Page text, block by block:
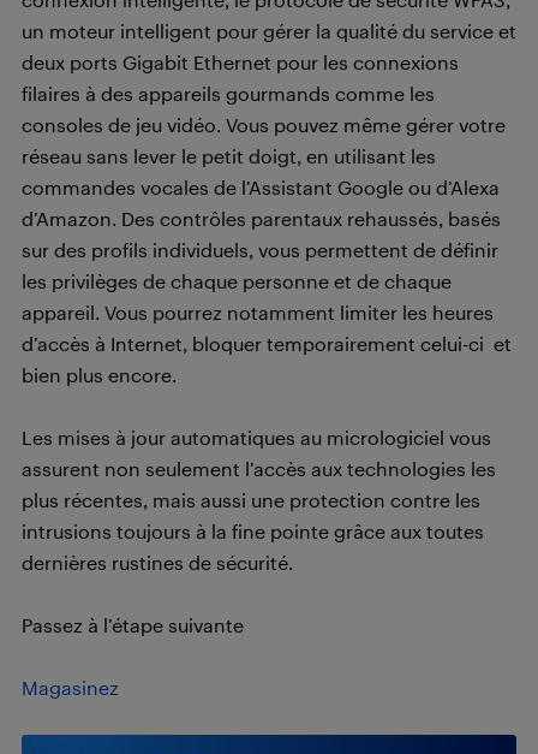
un moteur intelligent pour gérer la qualité du service et
deux ports Gigabit Ethernet pour les connexions
filaires à des appareils gourmands comme les
consoles de jeu vidéo. Vous pouvez même gérer votre
réseau sans lever le petit doigt, en utilisant les
commandes vocales de l’Assistant Google ou d’Alexa
d’Amazon. Des contrôles parentaux rehaussés, basés
sur des profils individuels, vous permettent de définir
les privilèges de chaque personne et de chaque
appareil. Vous pourrez notamment limiter les heures
d’accès à Internet, bloquer temporairement celui-ci et
bien plus encore.
Les mises à jour automatiques au micrologiciel vous
assurent non seulement l’accès aux technologies les
plus récentes, mais aussi une protection contre les
intrusions toujours à la fine pointe grâce aux toutes
dernières rustines de sécurité.
Passez à l’étape suivante
Magasinez